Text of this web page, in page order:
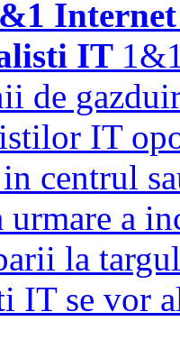
IT
de
IT
centrul
urmare a
la
IT se vor